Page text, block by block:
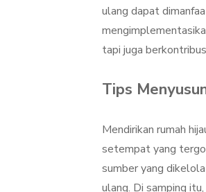
ulang dapat
tapi juga
Tips
Mendirikan rumah
setempat yang
sumber yang
ulang. Di samping